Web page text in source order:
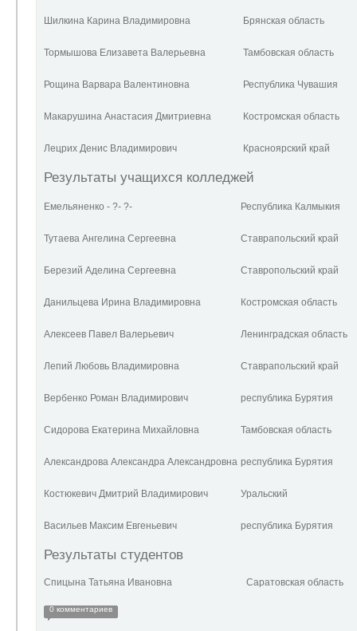
Шилкина Карина Владимировна Брянская область
Тормышова Елизавета Валерьевна Тамбовская область
Рощина Варвара Валентиновна Республика Чувашия
Макарушина Анастасия Дмитриевна Костромская область
Лецрих Денис Владимирович Красноярский край
Результаты учащихся колледжей
Емельяненко - ?- ?- Республика Калмыкия
Тутаева Ангелина Сергеевна Ставрапольский край
Березий Аделина Сергеевна Ставропольский край
Данильцева Ирина Владимировна Костромская область
Алексеев Павел Валерьевич Ленинградская область
Лепий Любовь Владимировна Ставрапольский край
Вербенко Роман Владимирович республика Бурятия
Сидорова Екатерина Михайловна Тамбовская область
Александрова Александра Александровна республика Бурятия
Костюкевич Дмитрий Владимирович Уральский
Васильев Максим Евгеньевич республика Бурятия
Результаты студентов
Спицына Татьяна Ивановна Саратовская область
0 комментариев